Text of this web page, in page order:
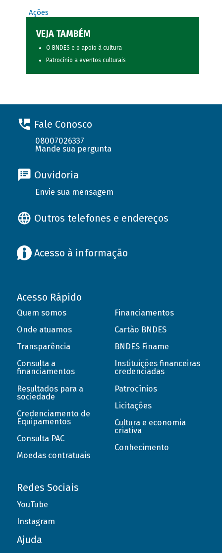
Ações
VEJA TAMBÉM
O BNDES e o apoio à cultura
Patrocínio a eventos culturais
Fale Conosco
08007026337
Mande sua pergunta
Ouvidoria
Envie sua mensagem
Outros telefones e endereços
Acesso à informação
Acesso Rápido
Quem somos
Onde atuamos
Transparência
Consulta a
financiamentos
Resultados para a
sociedade
Credenciamento de
Equipamentos
Consulta PAC
Moedas contratuais
Financiamentos
Cartão BNDES
BNDES Finame
Instituições financeiras
credenciadas
Patrocínios
Licitações
Cultura e economia
criativa
Conhecimento
Redes Sociais
YouTube
Instagram
Ajuda